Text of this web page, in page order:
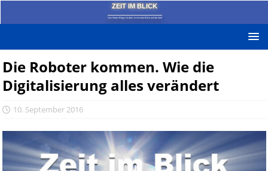
ZEIT IM BLICK
Das News-Blog mit dem kritischen Blick auf die Zeit!
Die Roboter kommen. Wie die
Digitalisierung alles verändert
10. September 2016